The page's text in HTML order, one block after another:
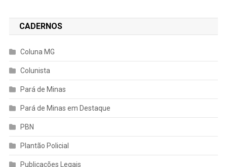
CADERNOS
Coluna MG
Colunista
Pará de Minas
Pará de Minas em Destaque
PBN
Plantão Policial
Publicações Legais